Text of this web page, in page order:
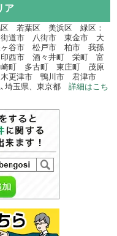
ア
区 若葉区 美浜区 緑区：
道市 八街市 東金市 大
谷市 松戸市 柏市 我孫
西市 酒々井町 栄町 富
町 多古町 東庄町 茂原
更津市 鴨川市 君津市
埼玉県、東京都詳細はこち